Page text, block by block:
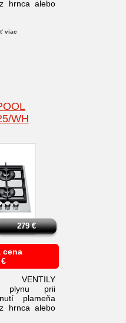
hrnca alebo
viac
WH
cena
€
VENTILY
plynu prii
plameňa
hrnca alebo
279€